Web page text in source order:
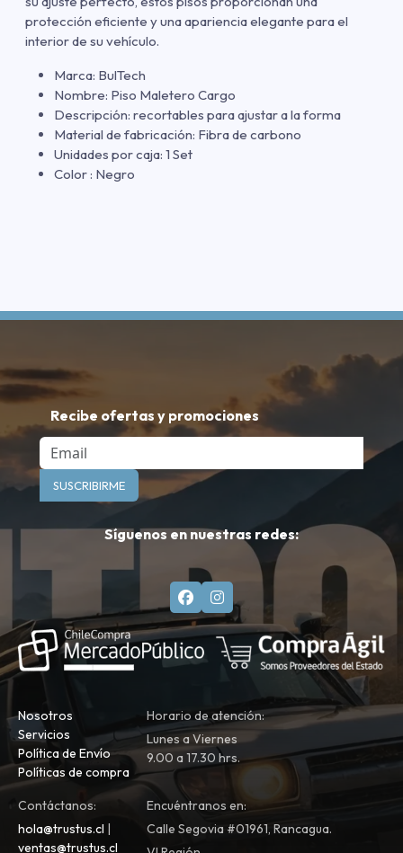
protección eficiente y una apariencia elegante para el
interior de su vehículo.
Marca: BulTech
Nombre: Piso Maletero Cargo
Descripción: recortables para ajustar a la forma
Material de fabricación: Fibra de carbono
Unidades por caja: 1 Set
Color : Negro
Recibe ofertas y promociones
Email
SUSCRIBIRME
Síguenos en nuestras redes:
Nosotros
Servicios
Política de Envío
Políticas de compra
Horario de atención:
Lunes a Viernes
9.00 a 17.30 hrs.
Contáctanos:
hola@trustus.cl |
ventas@trustus.cl
Encuéntranos en:
Calle Segovia #01961, Rancagua.